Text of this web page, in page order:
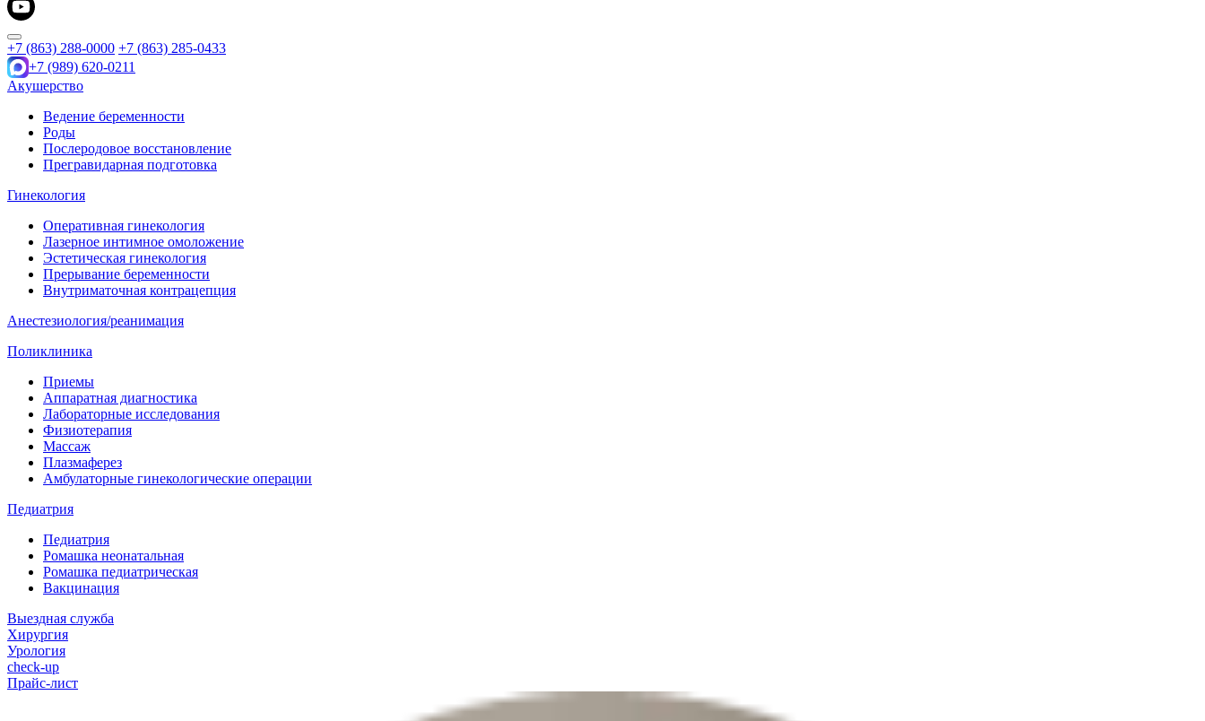
+7 (863) 288-0000 +7 (863) 285-0433
+7 (989) 620-0211
Акушерство
Ведение беременности
Роды
Послеродовое восстановление
Прегравидарная подготовка
Гинекология
Оперативная гинекология
Лазерное интимное омоложение
Эстетическая гинекология
Прерывание беременности
Внутриматочная контрацепция
Анестезиология/реанимация
Поликлиника
Приемы
Аппаратная диагностика
Лабораторные исследования
Физиотерапия
Массаж
Плазмаферез
Амбулаторные гинекологические операции
Педиатрия
Педиатрия
Ромашка неонатальная
Ромашка педиатрическая
Вакцинация
Выездная служба
Хирургия
Урология
check-up
Прайс-лист